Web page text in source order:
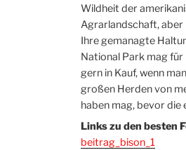
Wildheit der
Agrarlandschaft, aber
Ihre gemanagte
National Park mag für
gern in Kauf, wenn
großen Herden von
haben mag, bevor die
Links zu den besten
beitrag_bison_1